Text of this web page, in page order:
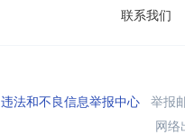
联系我们
违法和不良信息举报中心举报
网